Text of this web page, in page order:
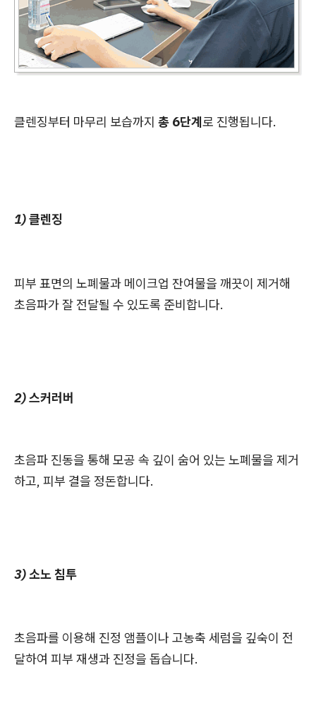
클렌징부터 마무리 보습까지 총 6단계로 진행됩니다.
1) 클렌징
피부 표면의 노폐물과 메이크업 잔여물을 깨끗이 제거해
초음파가 잘 전달될 수 있도록 준비합니다.
2) 스커러버
초음파 진동을 통해 모공 속 깊이 숨어 있는 노폐물을 제거
하고, 피부 결을 정돈합니다.
3) 소노 침투
초음파를 이용해 진정 앰플이나 고농축 세럼을 깊숙이 전
달하여 피부 재생과 진정을 돕습니다.